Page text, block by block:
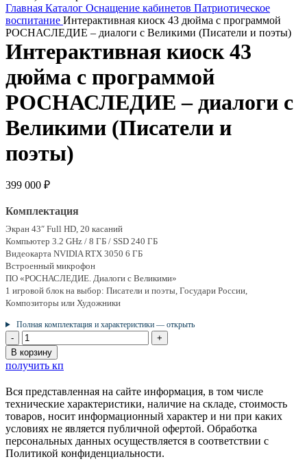
Главная Каталог Оснащение кабинетов Патриотическое
воспитание Интерактивная киоск 43 дюйма с программой
РОСНАСЛЕДИЕ – диалоги с Великими (Писатели и поэты)
Интерактивная киоск 43
дюйма с программой
РОСНАСЛЕДИЕ – диалоги с
Великими (Писатели и
поэты)
399 000 ₽
Комплектация
Экран 43″ Full HD, 20 касаний
Компьютер 3.2 GHz / 8 ГБ / SSD 240 ГБ
Видеокарта NVIDIA RTX 3050 6 ГБ
Встроенный микрофон
ПО «РОСНАСЛЕДИЕ. Диалоги с Великими»
1 игровой блок на выбор: Писатели и поэты, Государи России,
Композиторы или Художники
Полная комплектация и характеристики — открыть
Количество
товара
Интерактивная
киоск
дюйма
с
программой
РОСНАСЛЕДИЕ
-
диалоги
В корзину
получить кп
Вся представленная на сайте информация, в том числе
технические характеристики, наличие на складе, стоимость
товаров, носит информационный характер и ни при каких
условиях не является публичной офертой. Обработка
персональных данных осуществляется в соответствии с
Политикой конфиденциальности.